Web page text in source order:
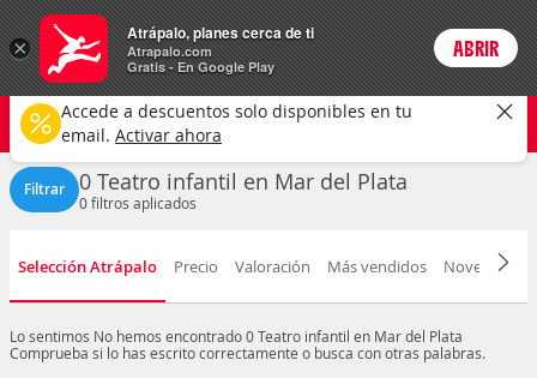
Entradas Login
Mar del Plata ciudad
Teatro infantil Selecciona una fecha
CAMBIAR
Filtrar 0 Teatro infantil en Mar del Plata
0filtros aplicados
Selección Atrápalo Precio Valoración Más vendidos Novedad
Lo sentimos No hemos encontrado 0 Teatro infantil en Mar del Plata
Comprueba si lo has escrito correctamente o busca con otras palabras.
×
Atrápalo, planes cerca de ti
Atrapalo.com
Gratis - En Google Play
ABRIR
Accede a descuentos solo disponibles en tu
email. Activar ahora